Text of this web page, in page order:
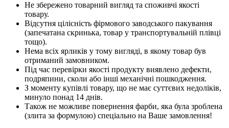
Не збережено товарний вигляд та споживчі якості
товару.
Відсутня цілісність фірмового заводського пакування
(запечатана скринька, товар у транспортувальній плівці
тощо).
Нема всіх ярликів у тому вигляді, в якому товар був
отриманий замовником.
Під час перевірки якості продукту виявлено дефекти,
подряпини, сколи або інші механічні пошкодження.
З моменту купівлі товару, що не має суттєвих недоліків,
минуло понад 14 днів.
Також не можливе повернення фарби, яка була зроблена
(злита за формулою) спеціально на Ваше замовлення!